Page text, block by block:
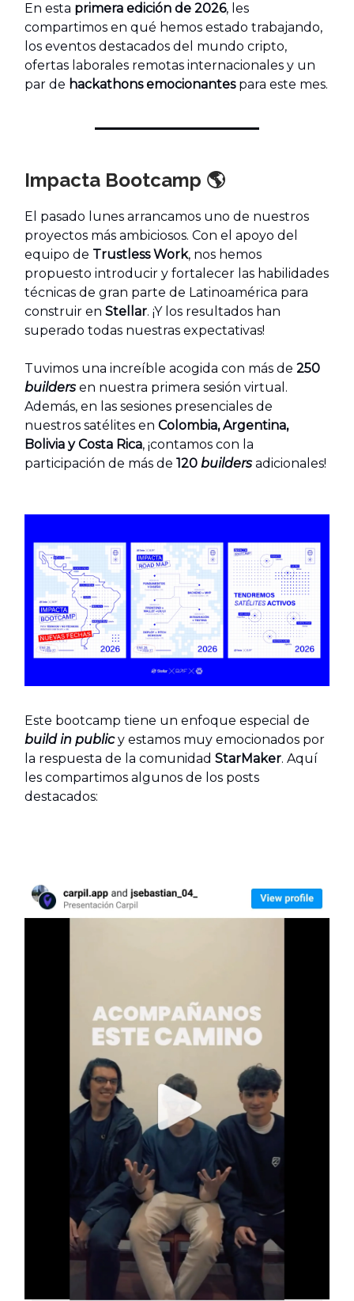
En esta primera edición de 2026, les
compartimos en qué hemos estado trabajando,
los eventos destacados del mundo cripto,
ofertas laborales remotas internacionales y un
par de hackathons emocionantes para este mes.
Impacta Bootcamp 🌎
El pasado lunes arrancamos uno de nuestros
proyectos más ambiciosos. Con el apoyo del
equipo de Trustless Work, nos hemos
propuesto introducir y fortalecer las habilidades
técnicas de gran parte de Latinoamérica para
construir en Stellar. ¡Y los resultados han
superado todas nuestras expectativas!
Tuvimos una increíble acogida con más de 250
buildersen nuestra primera sesión virtual.
Además, en las sesiones presenciales de
nuestros satélites en Colombia, Argentina,
Bolivia y Costa Rica, ¡contamos con la
participación de más de 120 buildersadicionales!
Este bootcamp tiene un enfoque especial de
build in publicy estamos muy emocionados por
la respuesta de la comunidad StarMaker. Aquí
les compartimos algunos de los posts
destacados: